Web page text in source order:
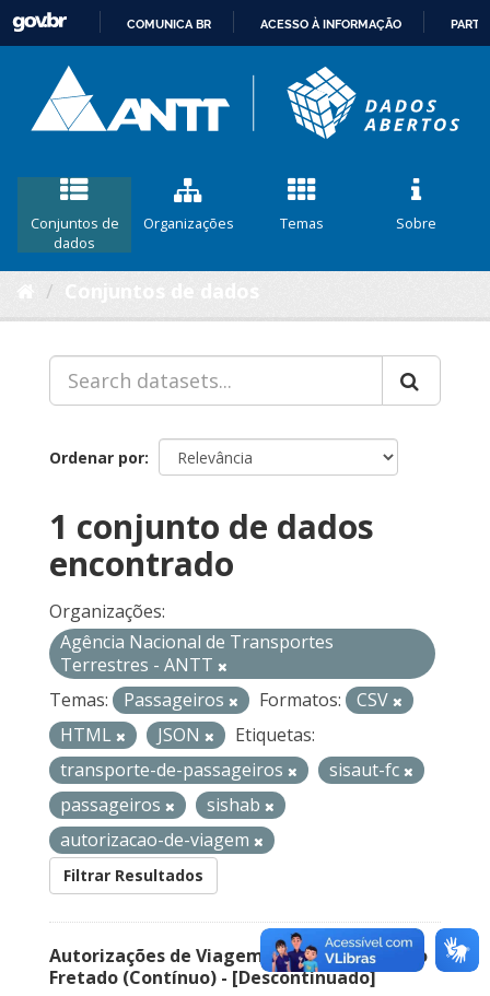
CONTEÚDO
COMUNICA BR ACESSO À INFORMAÇÃO
Conjuntos de
dados
Organizações Temas Sobre
Ordenar por
1 conjunto de dados
encontrado
Organizações:
Agência Nacional de Transportes
Terrestres - ANTT
Temas:
Passageiros Formatos:
CSV
HTML
JSON
Etiquetas:
transporte-de-passageiros
sisaut-fc
passageiros
sishab
autorizacao-de-viagem
Filtrar Resultados
Autorizações de Viagem Nacional – Serviço
Fretado (Contínuo) - [Descontinuado]